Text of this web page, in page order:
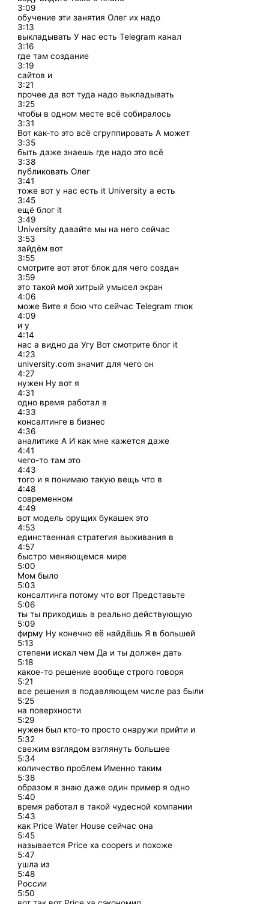
3:09
обучение эти занятия Олег их надо
3:13
выкладывать У нас есть Telegram канал
3:16
где там создание
3:19
сайтов и
3:21
прочее да вот туда надо выкладывать
3:25
чтобы в одном месте всё собиралось
3:31
Вот как-то это всё сгруппировать А может
3:35
быть даже знаешь где надо это всё
3:38
публиковать Олег
3:41
тоже вот у нас есть it University а есть
3:45
ещё блог it
3:49
University давайте мы на него сейчас
3:53
зайдём вот
3:55
смотрите вот этот блок для чего создан
3:59
это такой мой хитрый умысел экран
4:06
може Вите я бою что сейчас Telegram глюк
4:09
и у
4:14
нас а видно да Угу Вот смотрите блог it
4:23
university.com значит для чего он
4:27
нужен Ну вот я
4:31
одно время работал в
4:33
консалтинге в бизнес
4:36
аналитике А И как мне кажется даже
4:41
чего-то там это
4:43
того и я понимаю такую вещь что в
4:48
современном
4:49
вот модель орущих букашек это
4:53
единственная стратегия выживания в
4:57
быстро меняющемся мире
5:00
Мом было
5:03
консалтинга потому что вот Представьте
5:06
ты ты приходишь в реально действующую
5:09
фирму Ну конечно её найдёшь Я в большей
5:13
степени искал чем Да и ты должен дать
5:18
какое-то решение вообще строго говоря
5:21
все решения в подавляющем числе раз были
5:25
на поверхности
5:29
нужен был кто-то просто снаружи прийти и
5:32
свежим взглядом взглянуть большее
5:34
количество проблем Именно таким
5:38
образом я знаю даже один пример я одно
5:40
время работал в такой чудесной компании
5:43
как Price Water House сейчас она
5:45
называется Price ха coopers и похоже
5:47
ушла из
5:48
России
5:50